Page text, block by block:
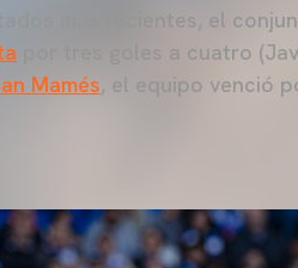
más recientes, el
por tres goles a cuatro
Mamés, el equipo venció